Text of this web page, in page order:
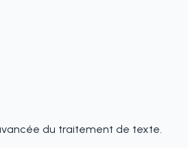
du traitement de texte.